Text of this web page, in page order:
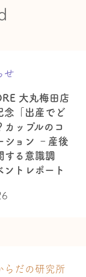
せ
大丸梅田店
念「出産でど
カップルのコ
ション ‐産後
する意識調
トレポート
らだの研究所